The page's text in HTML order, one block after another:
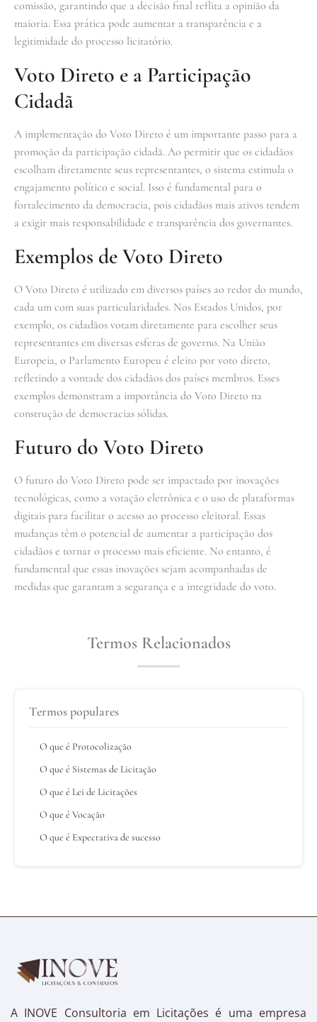
comissão, garantindo que a decisão final reflita a opinião da
maioria. Essa prática pode aumentar a transparência e a
legitimidade do processo licitatório.
Voto Direto e a Participação
Cidadã
A implementação do Voto Direto é um importante passo para a
promoção da participação cidadã. Ao permitir que os cidadãos
escolham diretamente seus representantes, o sistema estimula o
engajamento político e social. Isso é fundamental para o
fortalecimento da democracia, pois cidadãos mais ativos tendem
a exigir mais responsabilidade e transparência dos governantes.
Exemplos de Voto Direto
O Voto Direto é utilizado em diversos países ao redor do mundo,
cada um com suas particularidades. Nos Estados Unidos, por
exemplo, os cidadãos votam diretamente para escolher seus
representantes em diversas esferas de governo. Na União
Europeia, o Parlamento Europeu é eleito por voto direto,
refletindo a vontade dos cidadãos dos países membros. Esses
exemplos demonstram a importância do Voto Direto na
construção de democracias sólidas.
Futuro do Voto Direto
O futuro do Voto Direto pode ser impactado por inovações
tecnológicas, como a votação eletrônica e o uso de plataformas
digitais para facilitar o acesso ao processo eleitoral. Essas
mudanças têm o potencial de aumentar a participação dos
cidadãos e tornar o processo mais eficiente. No entanto, é
fundamental que essas inovações sejam acompanhadas de
medidas que garantam a segurança e a integridade do voto.
Termos Relacionados
Termos populares
O que é Protocolização
O que é Sistemas de Licitação
O que é Lei de Licitações
O que é Vocação
O que é Expectativa de sucesso
A INOVE Consultoria em Licitações é uma empresa